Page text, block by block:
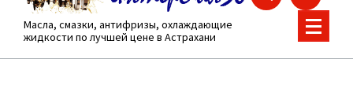
Масла, смазки, антифризы, охлаждающие
жидкости по лучшей цене в Астрахани